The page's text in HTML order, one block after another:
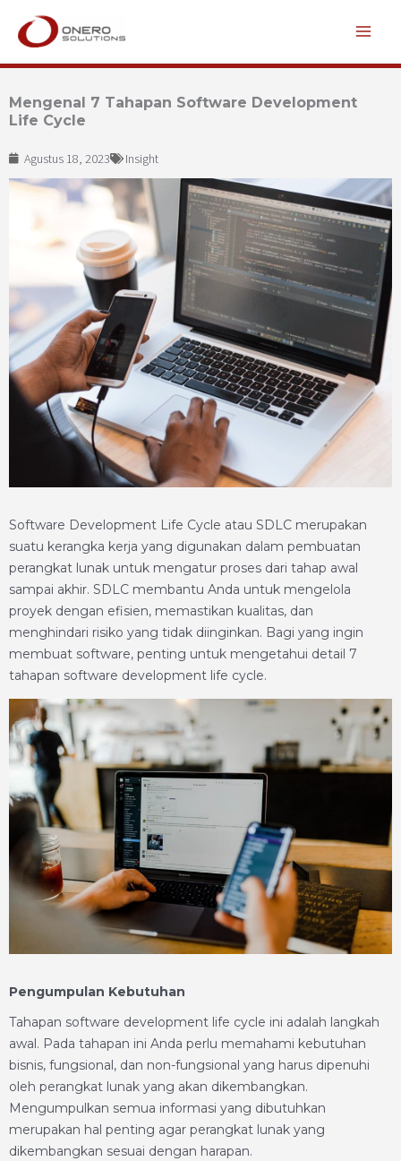
Lewati
Mengenal 7 Tahapan Software Development
Life Cycle
Agustus 18, 2023 Insight
Software Development Life Cycle atau SDLC merupakan
suatu kerangka kerja yang digunakan dalam pembuatan
perangkat lunak untuk mengatur proses dari tahap awal
sampai akhir. SDLC membantu Anda untuk mengelola
proyek dengan efisien, memastikan kualitas, dan
menghindari risiko yang tidak diinginkan. Bagi yang ingin
membuat software, penting untuk mengetahui detail 7
tahapan software development life cycle.
Pengumpulan Kebutuhan
Tahapan software development life cycle ini adalah langkah
awal. Pada tahapan ini Anda perlu memahami kebutuhan
bisnis, fungsional, dan non-fungsional yang harus dipenuhi
oleh perangkat lunak yang akan dikembangkan.
Mengumpulkan semua informasi yang dibutuhkan
merupakan hal penting agar perangkat lunak yang
dikembangkan sesuai dengan harapan.